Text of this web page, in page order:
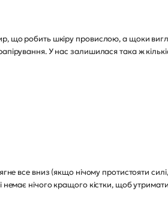
що робить шкіру провислою, а щоки
У нас залишилася така ж
все вниз (якщо нічому протистояти
нічого кращого кістки, щоб утримати